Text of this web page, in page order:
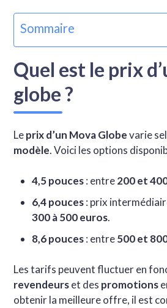
Sommaire
Quel est le prix
globe ?
Leprix d’un Mova Globevarie
modèle. Voici les options
4,5 pouces: entre200 et
6,4 pouces: prix
300 à 500 euros.
8,6 pouces: entre500 et
Les tarifs peuvent fluctuer en
revendeurset des promotions
obtenir la meilleure offre, il est